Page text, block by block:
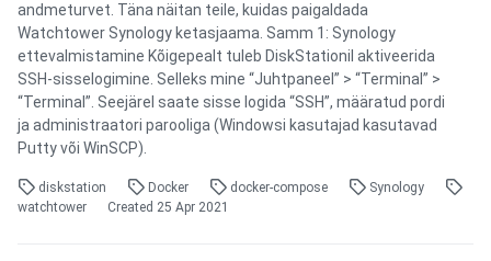
andmeturvet. Täna näitan teile, kuidas paigaldada
Watchtower Synology ketasjaama. Samm 1: Synology
ettevalmistamine Kõigepealt tuleb DiskStationil aktiveerida
SSH-sisselogimine. Selleks mine “Juhtpaneel” > “Terminal” >
“Terminal”. Seejärel saate sisse logida “SSH”, määratud pordi
ja administraatori parooliga (Windowsi kasutajad kasutavad
Putty või WinSCP).
diskstation Docker docker-compose
Synology
watchtower
Created 25 Apr 2021